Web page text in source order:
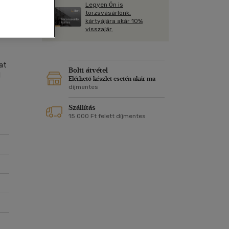
Kártya
Képeslap
Naptár
Legyen Ön is
törzsvásárlónk,
kártyájára akár 10%
visszajár.
Bolti átvétel
Elérhető készlet esetén akár ma
díjmentes
Szállítás
15 000 Ft felett díjmentes